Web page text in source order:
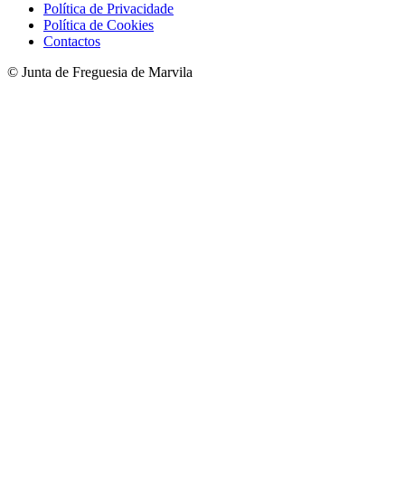
Política de Privacidade
Política de Cookies
Contactos
© Junta de Freguesia de Marvila